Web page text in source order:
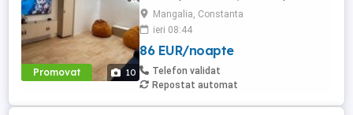
Promovat 10
foarte aproape de plajă și are două locuri
de parcare. Apartamentul renovat recent și
dispune de toate dotările necesare pentru
un concediu reușit la malul mării (aer
condiționat, TV în fiecare cameră, mașină
de spălat, ...
Mangalia, Constanta
ieri 08:44
86 EUR/noapte
Telefon validat
Repostat automat